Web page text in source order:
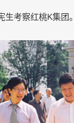
考察红桃K集团。